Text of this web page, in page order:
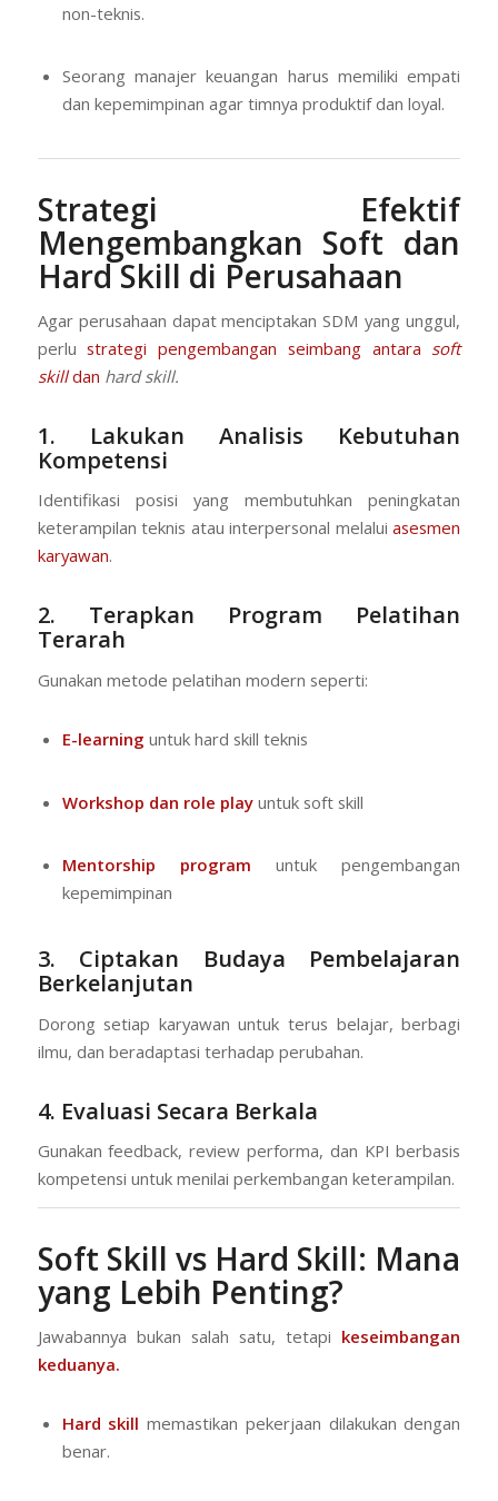
non-teknis.
Seorang manajer keuangan harus memiliki empati
dan kepemimpinan agar timnya produktif dan loyal.
Strategi Efektif
Mengembangkan Soft dan
Hard Skill di Perusahaan
Agar perusahaan dapat menciptakan SDM yang unggul,
perlustrategi pengembangan seimbang antara soft
skilldan hard skill.
1. Lakukan Analisis Kebutuhan
Kompetensi
Identifikasi posisi yang membutuhkan peningkatan
keterampilan teknis atau interpersonal melaluiasesmen
karyawan.
2. Terapkan Program Pelatihan
Terarah
Gunakan metode pelatihan modern seperti:
E-learning untuk hard skill teknis
Workshop dan role playuntuk soft skill
Mentorship program untuk pengembangan
kepemimpinan
3. Ciptakan Budaya Pembelajaran
Berkelanjutan
Dorong setiap karyawan untuk terus belajar, berbagi
ilmu, dan beradaptasi terhadap perubahan.
4. Evaluasi Secara Berkala
Gunakan feedback, review performa, dan KPI berbasis
kompetensi untuk menilai perkembangan keterampilan.
Soft Skill vs Hard Skill: Mana
yang Lebih Penting?
Jawabannya bukan salah satu, tetapi keseimbangan
keduanya.
Hard skill memastikan pekerjaan dilakukan dengan
benar.